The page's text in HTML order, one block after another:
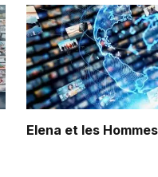
Elena et les Hommes